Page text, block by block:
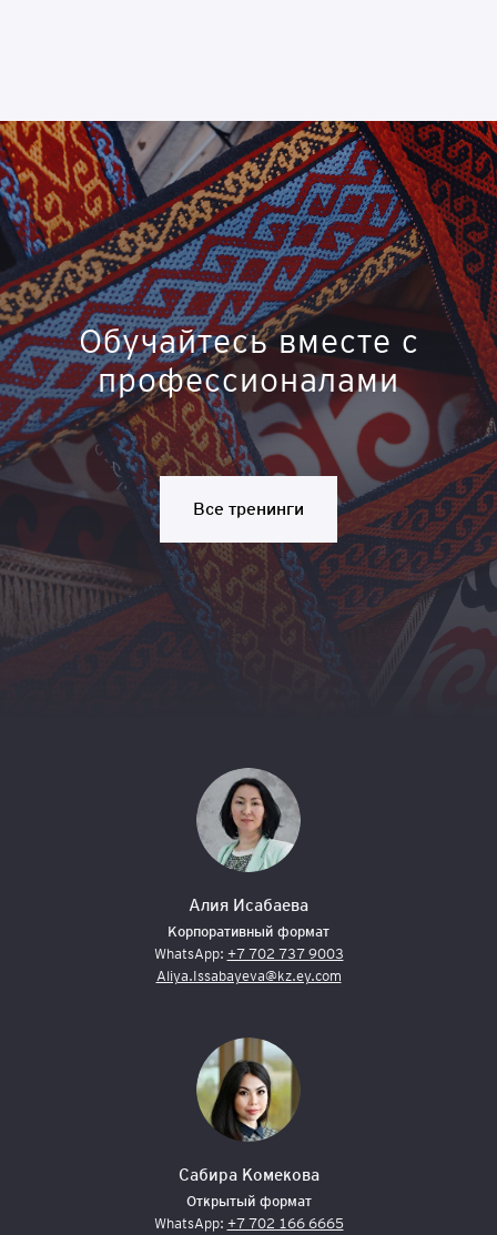
Обучайтесь вместе с
профессионалами
Все тренинги
Алия Исабаева
Корпоративный формат
WhatsApp: +7 702 737 9003
Aliya.Issabayeva@kz.ey.com
Сабира Комекова
Открытый формат
WhatsApp: +7 702 166 6665